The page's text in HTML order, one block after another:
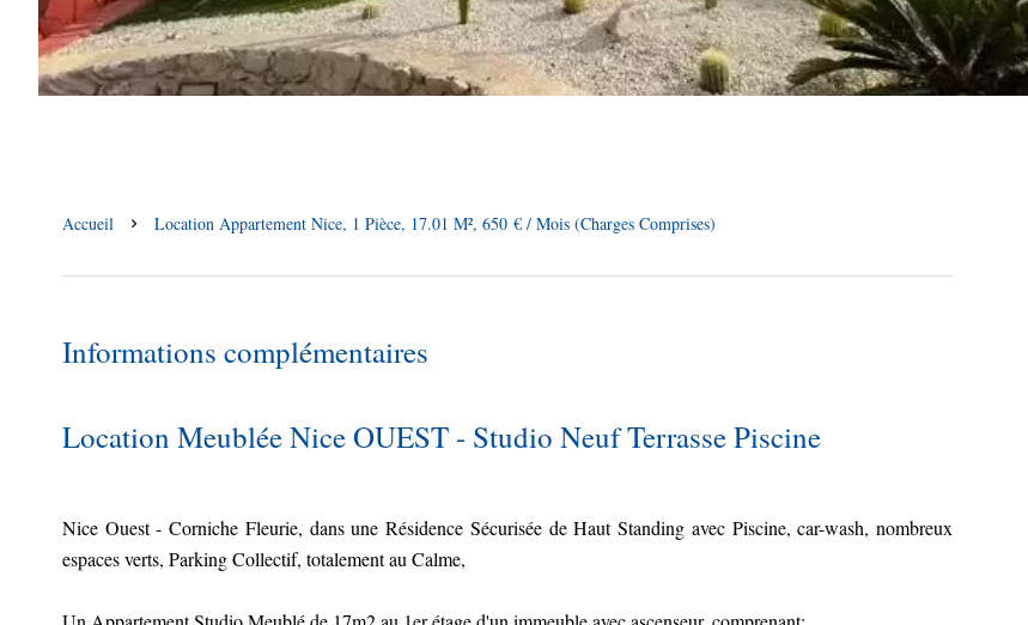
Accueil Location Appartement Nice, 1 Pièce, 17.01 M², 650 € / Mois (Charges Comprises)
Informations complémentaires
Location Meublée Nice OUEST - Studio Neuf Terrasse Piscine
Nice Ouest - Corniche Fleurie, dans une Résidence Sécurisée de Haut Standing avec Piscine, car-wash, nombreux
espaces verts, Parking Collectif, totalement au Calme,